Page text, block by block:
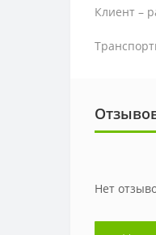
Клиент –
Нет